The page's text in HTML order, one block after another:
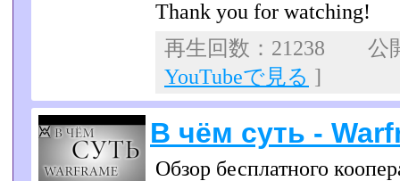
Thank you for watching!
再生回数：21238
YouTubeで見る ]
В чём суть -
Обзор бесплатного